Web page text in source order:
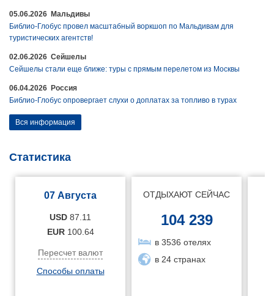
05.06.2026 Мальдивы
Библио-Глобус провел масштабный воркшоп по Мальдивам для
туристических агентств!
02.06.2026 Сейшелы
Сейшелы стали еще ближе: туры с прямым перелетом из Москвы
06.04.2026 Россия
Библио-Глобус опровергает слухи о доплатах за топливо в турах
Вся информация
Статистика
07 Августа
USD 87.11
EUR 100.64
Пересчет валют
Способы оплаты
ОТДЫХАЮТ СЕЙЧАС
104 239
в 3536 отелях
в 24 странах